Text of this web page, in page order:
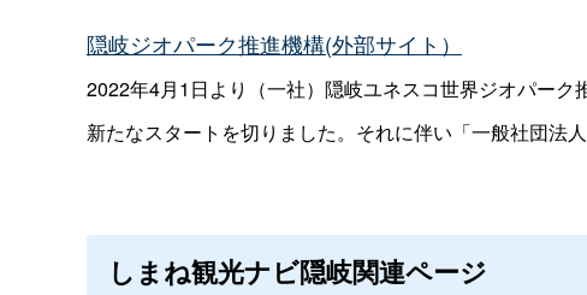
隠岐ジオパーク推進機構(外部サイト）
2022年4月1日より（一社）隠岐ユネスコ世界ジオパー
新たなスタートを切りました。 それに伴い「一般社団法
しまね観光ナビ隠岐関連ページ